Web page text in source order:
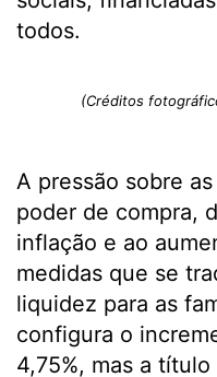
todos.
(Créditos
A pressão sobre
poder de compra,
inflação e ao
medidas que se
liquidez para as
configura o
4,75%, mas a